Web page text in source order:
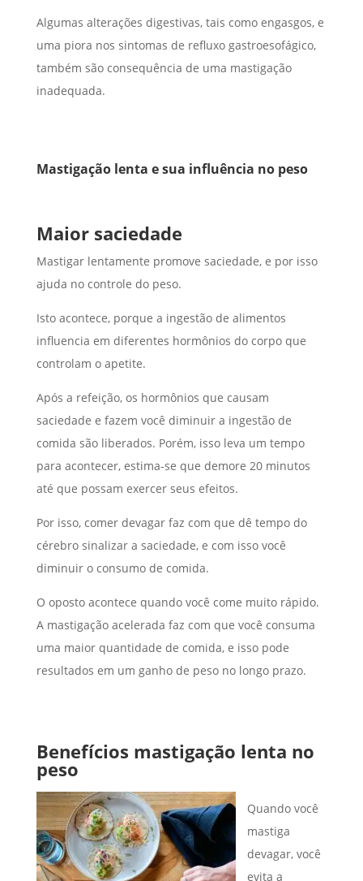
Algumas alterações digestivas, tais como engasgos, e
uma piora nos sintomas de refluxo gastroesofágico,
também são consequência de uma mastigação
inadequada.
Mastigação lenta e sua influência no peso
Maior saciedade
Mastigar lentamente promove saciedade, e por isso
ajuda no controle do peso.
Isto acontece, porque a ingestão de alimentos
influencia em diferentes hormônios do corpo que
controlam o apetite.
Após a refeição, os hormônios que causam
saciedade e fazem você diminuir a ingestão de
comida são liberados. Porém, isso leva um tempo
para acontecer, estima-se que demore 20 minutos
até que possam exercer seus efeitos.
Por isso, comer devagar faz com que dê tempo do
cérebro sinalizar a saciedade, e com isso você
diminuir o consumo de comida.
O oposto acontece quando você come muito rápido.
A mastigação acelerada faz com que você consuma
uma maior quantidade de comida, e isso pode
resultados em um ganho de peso no longo prazo.
Benefícios mastigação lenta no
peso
Quando você
mastiga
devagar, você
evita a